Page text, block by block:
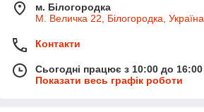
м. Білогородка
М. Величка 22, Білогородка, Україна
Контакти
Сьогодні працює з 10:00 до 16:00
Показати весь графік роботи